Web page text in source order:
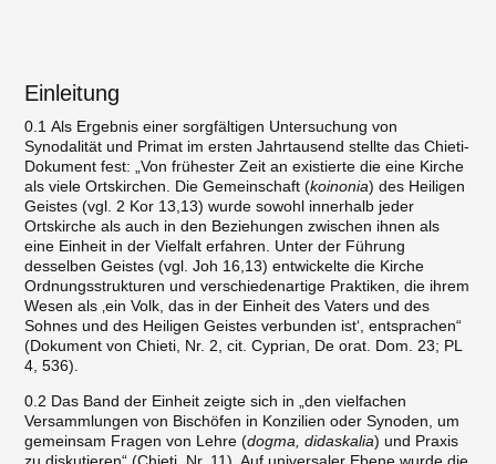
Einleitung
0.1 Als Ergebnis einer sorgfältigen Untersuchung von
Synodalität und Primat im ersten Jahrtausend stellte das Chieti-
Dokument fest: „Von frühester Zeit an existierte die eine Kirche
als viele Ortskirchen. Die Gemeinschaft (koinonia) des Heiligen
Geistes (vgl. 2 Kor 13,13) wurde sowohl innerhalb jeder
Ortskirche als auch in den Beziehungen zwischen ihnen als
eine Einheit in der Vielfalt erfahren. Unter der Führung
desselben Geistes (vgl. Joh 16,13) entwickelte die Kirche
Ordnungsstrukturen und verschiedenartige Praktiken, die ihrem
Wesen als ‚ein Volk, das in der Einheit des Vaters und des
Sohnes und des Heiligen Geistes verbunden ist‘, entsprachen“
(Dokument von Chieti, Nr. 2, cit. Cyprian, De orat. Dom. 23; PL
4, 536).
0.2 Das Band der Einheit zeigte sich in „den vielfachen
Versammlungen von Bischöfen in Konzilien oder Synoden, um
gemeinsam Fragen von Lehre (dogma, didaskalia) und Praxis